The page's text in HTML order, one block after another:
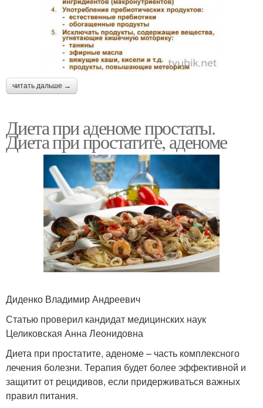
читать дальше →
Диета при аденоме простаты.
Диета при простатите, аденоме
Диденко Владимир Андреевич
Статью проверил кандидат медицинских наук
Целиковская Анна Леонидовна
Диета при простатите, аденоме – часть комплексного
лечения болезни. Терапия будет более эффективной и
защитит от рецидивов, если придерживаться важных
правил питания.